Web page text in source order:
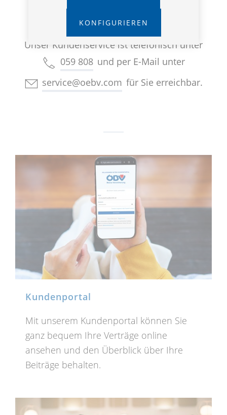
Wir sind für Sie da
Unser Kundenservice ist telefonisch unter
059 808 und per E-Mail unter
service@oebv.com für Sie erreichbar.
Kundenportal
Mit unserem Kundenportal können Sie
ganz bequem Ihre Verträge online
ansehen und den Überblick über Ihre
Beiträge behalten.
KONFIGURIEREN